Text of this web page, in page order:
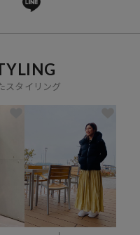
たシルエットは、ワイドパ
あるボトムともバランス良
手のニットやロンTの上に
けます。
ルテライン】
地形）」を組み合わせた造
革新的なモノづくりを追求
用シーンを選ばず、全ての
スタイリング